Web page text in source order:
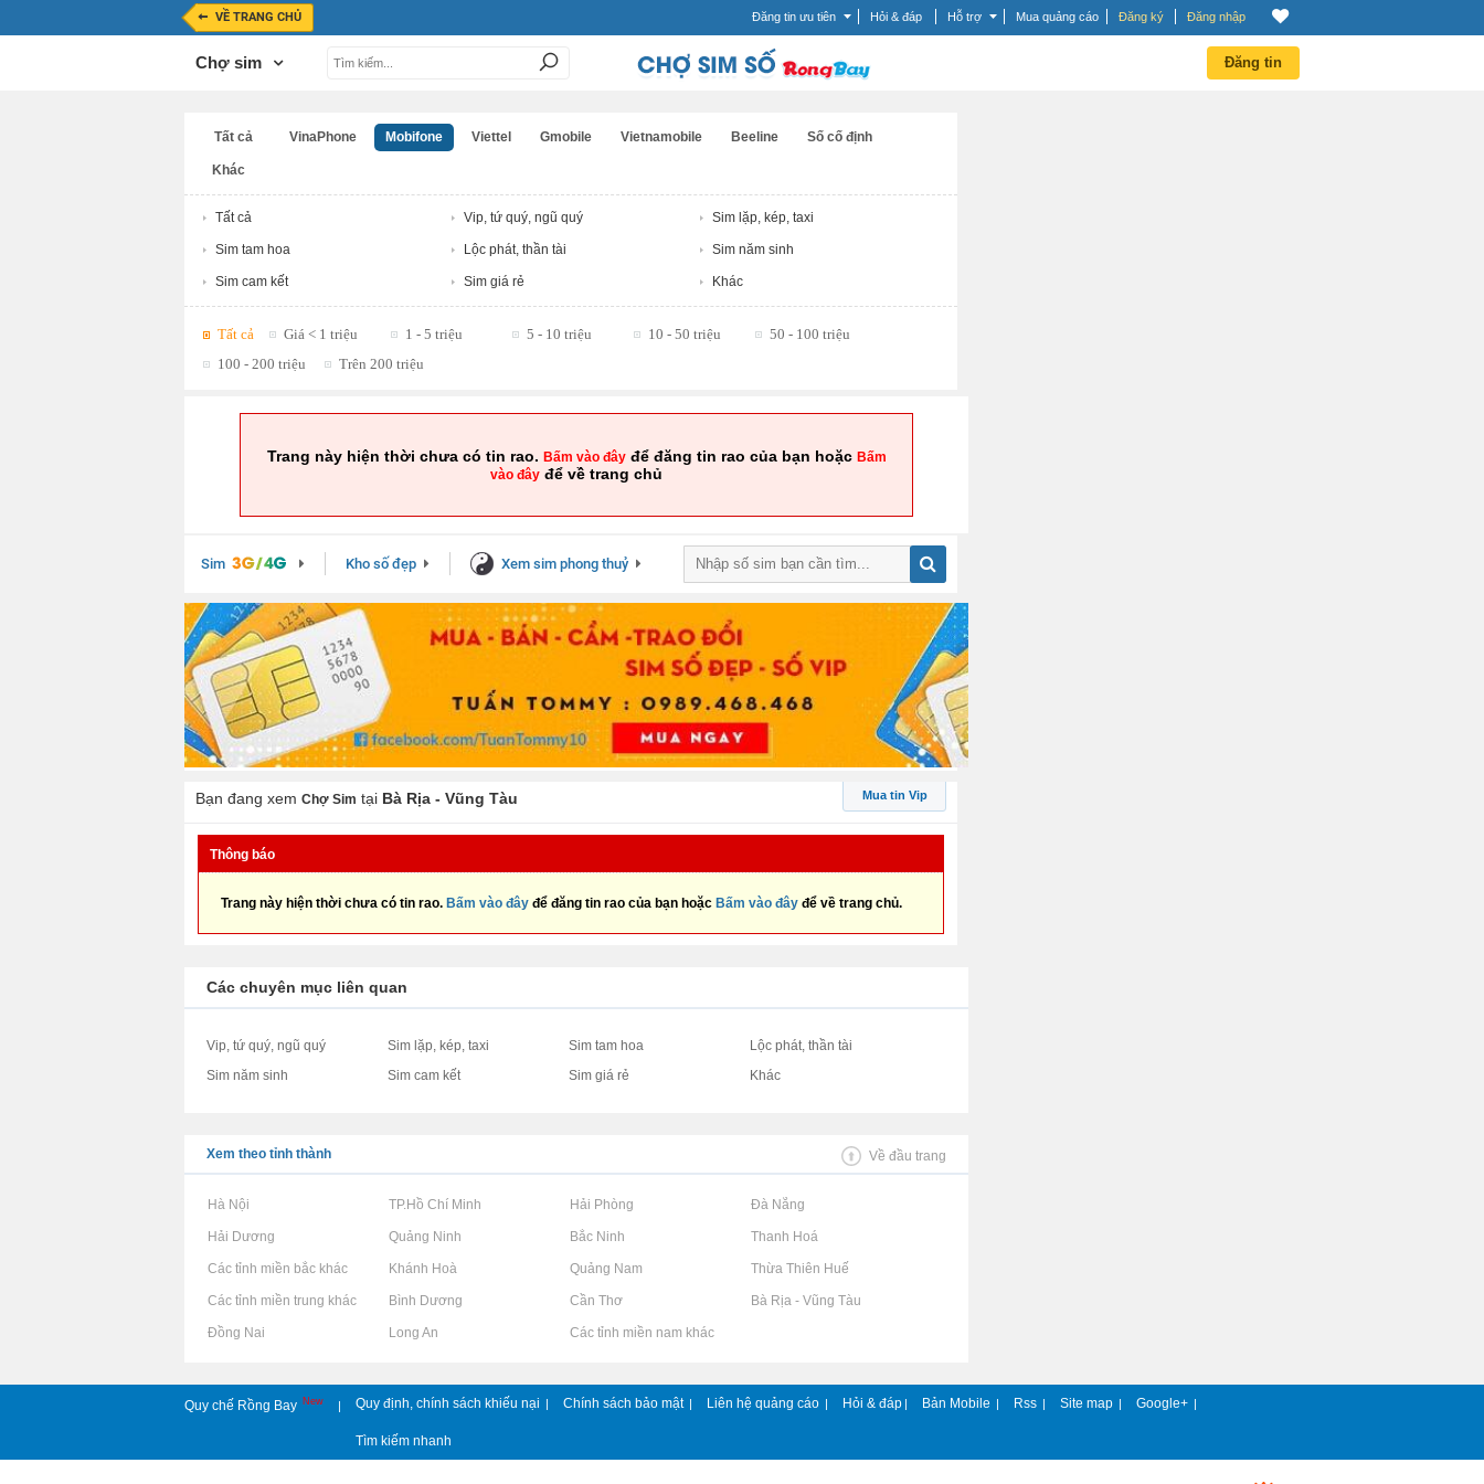
VỀ TRANG CHỦ Đăng tin ưu tiên Hỏi & đáp Hỗ trợ Mua quảng cáo Đăng ký Đăng nhập
Chợ sim Đăng tin
Tất cả VinaPhone Mobifone Viettel Gmobile Vietnamobile Beeline Số cố định
Khác
Tất cả Vip, tứ quý, ngũ quý Sim lặp, kép, taxi
Sim tam hoa Lộc phát, thần tài Sim năm sinh
Sim cam kết Sim giá rẻ Khác
Tất cả Giá < 1 triệu 1 - 5 triệu 5 - 10 triệu 10 - 50 triệu
50 - 100 triệu
100 - 200 triệu
Trên 200 triệu
Trang này hiện thời chưa có tin rao. Bấm vào đâyđể đăng tin rao của bạn hoặc Bấm
vào đây để về trang chủ
Sim Kho số đẹp Xem sim phong thuỷ
Bạn đang xem Chợ Sim tại Bà Rịa - Vũng Tàu Mua tin Vip
Thông báo
Trang này hiện thời chưa có tin rao. Bấm vào đây để đăng tin rao của bạn hoặc Bấm vào đây để về trang chủ.
Các chuyên mục liên quan
Vip, tứ quý, ngũ quý Sim lặp, kép, taxi Sim tam hoa
Lộc phát, thần tài
Sim năm sinh
Sim cam kết Sim giá rẻ Khác
Xem theo tỉnh thành Về đầu trang
Rao vặt tại Hà Nội Rao vặt tại TP.Hồ Chí Minh Rao vặt tại Hải Phòng Rao vặt tại Đà Nẵng
Rao vặt tại Hải Dương Rao vặt tại Quảng Ninh Rao vặt tại Bắc Ninh Rao vặt tại Thanh Hoá
Rao vặt tại Các tỉnh miền bắc khácRao vặt tại Khánh Hoà Rao vặt tại Quảng Nam Rao vặt tại Thừa Thiên Huế
Rao vặt tại Các tỉnh miền trung khácRao vặt tại Bình Dương Rao vặt tại Cần Thơ Rao vặt tại Bà Rịa - Vũng Tàu
Rao vặt tại Đồng Nai Rao vặt tại Long An Rao vặt tại Các tỉnh miền nam khác
Quy chế Rồng Bay New | Quy định, chính sách khiếu nại | Chính sách bảo mật | Liên hệ quảng cáo | Hỏi & đáp | Bản Mobile | Rss | Site map | Google+ |
Tìm kiếm nhanh